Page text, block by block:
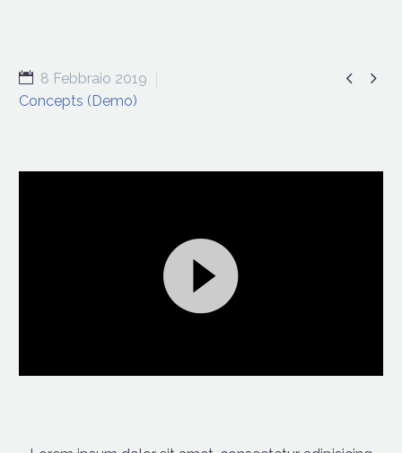
 
8 Febbraio 2019
Concepts (Demo)